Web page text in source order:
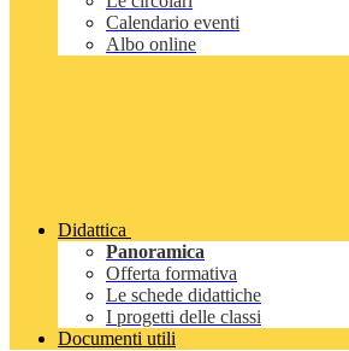
Calendario eventi
Albo online
Didattica
Panoramica
Offerta formativa
Le schede didattiche
I progetti delle classi
Documenti utili